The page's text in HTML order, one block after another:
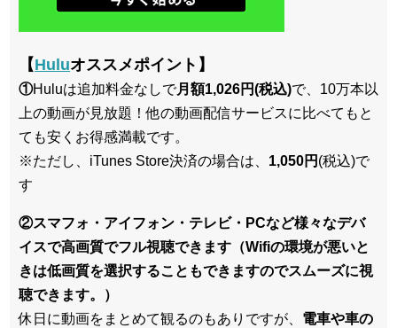
【Huluオススメポイント】
①Huluは追加料金なしで月額1,026円(税込)で、10万本以
上の動画が見放題！他の動画配信サービスに比べてもと
ても安くお得感満載です。
※ただし、iTunes Store決済の場合は、 1,050円 (税込)で
す
②スマフォ・アイフォン・テレビ・PCなど様々なデバ
イスで高画質でフル視聴できます（Wifiの環境が悪いと
きは低画質を選択することもできますのでスムーズに視
聴できます。）
休日に動画をまとめて観るのもありですが、 電車や車の